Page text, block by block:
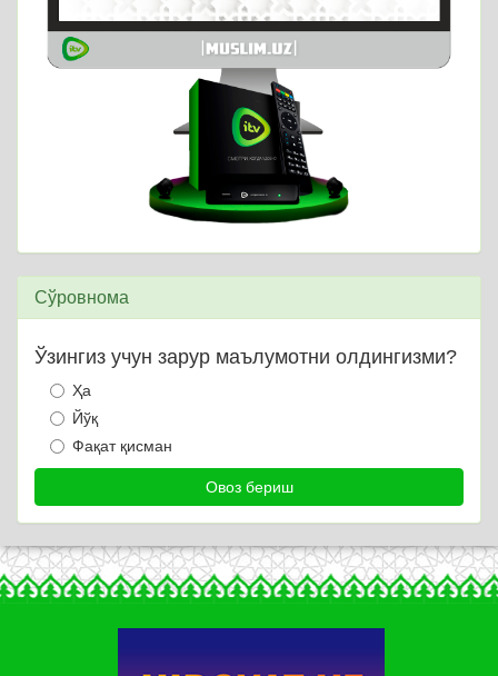
Сўровнома
Ўзингиз учун зарур маълумотни олдингизми?
Ҳа
Йўқ
Фақат қисман